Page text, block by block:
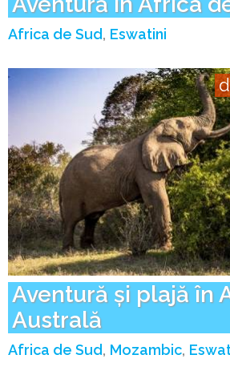
Africa de Sud Eswatini
Aventură și plajă în
Australă
Africa de Sud Mozambic